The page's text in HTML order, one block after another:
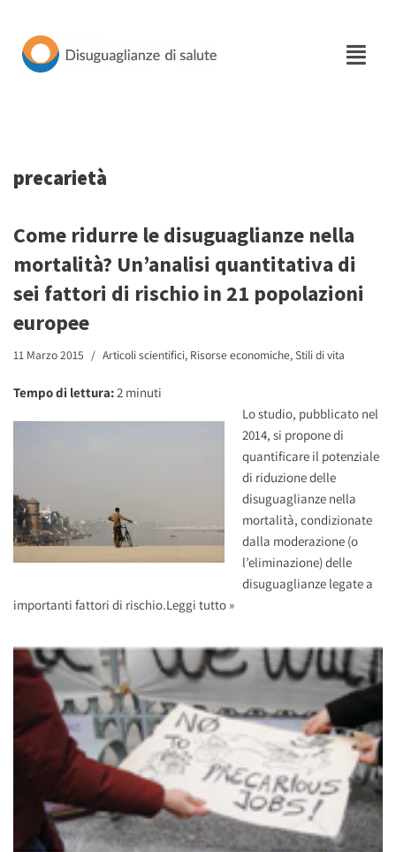
Vai
precarietà
Come ridurre le disuguaglianze nella
mortalità? Un’analisi quantitativa di
sei fattori di rischio in 21 popolazioni
europee
11 Marzo 2015 Articoli scientifici, Risorse economiche, Stili di vita
Tempo di lettura:2 minuti
Lo studio, pubblicato nel
2014, si propone di
quantificare il potenziale
di riduzione delle
disuguaglianze nella
mortalità, condizionate
dalla moderazione (o
l’eliminazione) delle
disuguaglianze legate a
importanti fattori di rischio.Leggi tutto »